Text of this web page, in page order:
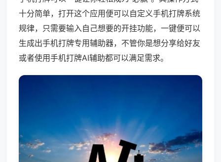
十分简单，打开这个应用便可以自定义手机打牌系统
规律，只需要输入自己想要的开挂功能，一键便可以
生成出手机打牌专用辅助器，不管你是想分享给好友
或者使用手机打牌AI辅助都可以满足需求。